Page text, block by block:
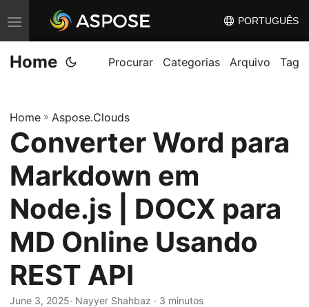
A
l
t
n
a
n
a
v
e
g
a
ç
PORTUGUÊS
Home Procurar Categorias Arquivo Tag
Home » Aspose.Clouds
Converter Word para
Markdown em
Node.js | DOCX para
MD Online Usando
REST API
June 3, 2025· Nayyer Shahbaz · 3 minutos